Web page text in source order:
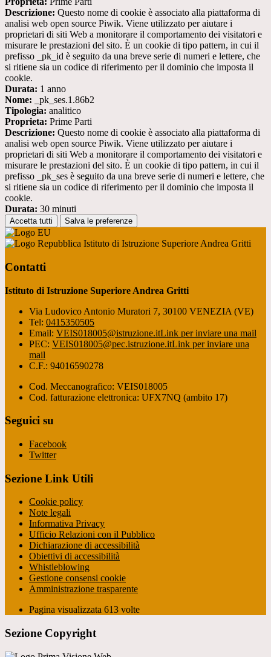
Descrizione: Questo nome di cookie è associato alla piattaforma di
analisi web open source Piwik. Viene utilizzato per aiutare i
proprietari di siti Web a monitorare il comportamento dei visitatori e
misurare le prestazioni del sito. È un cookie di tipo pattern, in cui il
prefisso _pk_id è seguito da una breve serie di numeri e lettere, che
si ritiene sia un codice di riferimento per il dominio che imposta il
cookie.
Durata: 1 anno
Nome: _pk_ses.1.86b2
Tipologia: analitico
Proprieta: Prime Parti
Descrizione: Questo nome di cookie è associato alla piattaforma di
analisi web open source Piwik. Viene utilizzato per aiutare i
proprietari di siti Web a monitorare il comportamento dei visitatori e
misurare le prestazioni del sito. È un cookie di tipo pattern, in cui il
prefisso _pk_ses è seguito da una breve serie di numeri e lettere, che
si ritiene sia un codice di riferimento per il dominio che imposta il
cookie.
Durata: 30 minuti
Accetta tutti Salva le preferenze
Istituto di Istruzione Superiore Andrea Gritti
Contatti
Istituto di Istruzione Superiore Andrea Gritti
Via Ludovico Antonio Muratori 7, 30100 VENEZIA (VE)
Tel: 0415350505
Email: VEIS018005@istruzione.itLink per inviare una mail
PEC: VEIS018005@pec.istruzione.itLink per inviare una
mail
C.F.: 94016590278
Cod. Meccanografico: VEIS018005
Cod. fatturazione elettronica: UFX7NQ (ambito 17)
Seguici su
Facebook
Twitter
Sezione Link Utili
Cookie policy
Note legali
Informativa Privacy
Ufficio Relazioni con il Pubblico
Dichiarazione di accessibilità
Obiettivi di accessibilità
Whistleblowing
Gestione consensi cookie
Amministrazione trasparente
Pagina visualizzata 613 volte
Sezione Copyright